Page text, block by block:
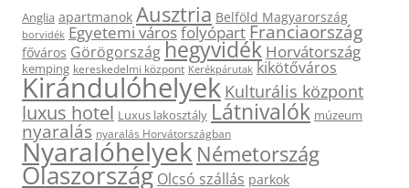
Anglia apartmanok Ausztria Belföld Magyarország
borvidék Egyetemi városfolyópartFranciaország
főváros Görögországhegyvidék Horvátország
kemping kereskedelmi központ Kerékpárutak kikötőváros
Kirándulóhelyek Kulturális központ
luxus hotel Luxus lakosztály Látnivalók múzeum
nyaralás nyaralás Horvátországban
Nyaralóhelyek Németország
Olaszország Olcsó szállás parkok